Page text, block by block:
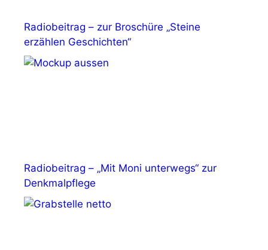
Radiobeitrag – zur Broschüre „Steine
erzählen Geschichten“
Radiobeitrag – „Mit Moni unterwegs“ zur
Denkmalpflege